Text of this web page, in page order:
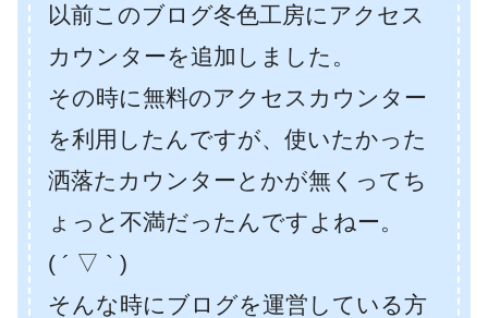
以前このブログ冬色工房にアクセス
カウンターを追加しました。
その時に無料のアクセスカウンター
を利用したんですが、使いたかった
洒落たカウンターとかが無くってち
ょっと不満だったんですよねー。
( ´ ▽ ` )
そんな時にブログを運営している方